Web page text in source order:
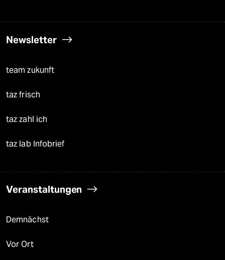
Newsletter
team zukunft
taz frisch
taz zahl ich
taz lab Infobrief
Veranstaltungen
Demnächst
Vor Ort